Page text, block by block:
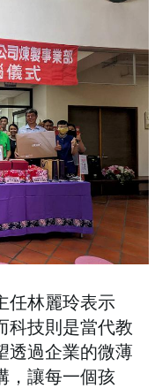
任林麗玲表示
科技則是當代教
透過企業的微薄
，讓每一個孩